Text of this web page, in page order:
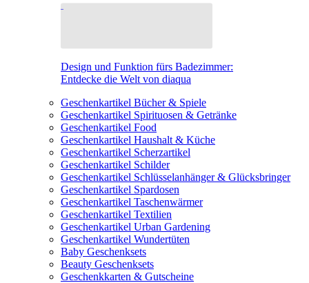
Design und Funktion fürs Badezimmer:
Entdecke die Welt von diaqua
Geschenkartikel Bücher & Spiele
Geschenkartikel Spirituosen & Getränke
Geschenkartikel Food
Geschenkartikel Haushalt & Küche
Geschenkartikel Scherzartikel
Geschenkartikel Schilder
Geschenkartikel Schlüsselanhänger & Glücksbringer
Geschenkartikel Spardosen
Geschenkartikel Taschenwärmer
Geschenkartikel Textilien
Geschenkartikel Urban Gardening
Geschenkartikel Wundertüten
Baby Geschenksets
Beauty Geschenksets
Geschenkkarten & Gutscheine